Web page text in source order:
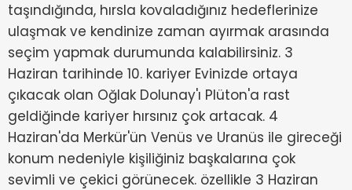
taşındığında, hırsla kovaladığınız hedeflerinize
ulaşmak ve kendinize zaman ayırmak arasında
seçim yapmak durumunda kalabilirsiniz. 3
Haziran tarihinde 10. kariyer Evinizde ortaya
çıkacak olan Oğlak Dolunay'ı Plüton'a rast
geldiğinde kariyer hırsınız çok artacak. 4
Haziran'da Merkür'ün Venüs ve Uranüs ile gireceği
konum nedeniyle kişiliğiniz başkalarına çok
sevimli ve çekici görünecek. özellikle 3 Haziran